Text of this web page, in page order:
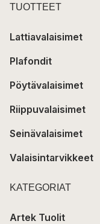
TUOTTEET
Lattiavalaisimet
Plafondit
Pöytävalaisimet
Riippuvalaisimet
Seinävalaisimet
Valaisintarvikkeet
KATEGORIAT
Artek Tuolit